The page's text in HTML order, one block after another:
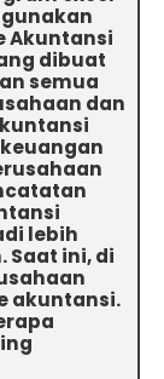
Akuntansi
dibuat
semua
dan
lebih
Saat ini, di
akuntansi.